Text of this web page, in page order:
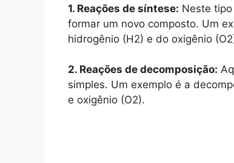
1. Reações de síntese: Neste
formar um novo composto. Um
hidrogênio (H2) e do oxigênio
2. Reações de decomposição:
simples. Um exemplo é a
e oxigênio (O2).